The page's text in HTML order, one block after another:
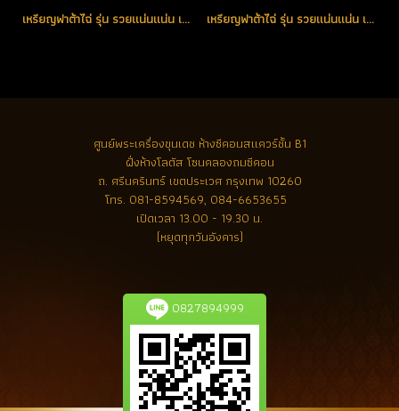
เหรียญฟาต้าไฉ่ รุ่น รวยแน่นแน่น เนื้อเงินลงยาสีแดง หมายเลข 205 (โทรถาม) เหรียญฟาต้าไฉ่ รุ่น รวยแน่นแน่น เนื้อเงินลงยาสีแดง หมายเลข 413 (โทรถาม)
ศูนย์พระเครื่องขุนเดช ห้างซีคอนสแควร์ชั้น B1
ฝั่งห้างโลตัส โซนคลองถมซีคอน
ถ. ศรีนครินทร์ เขตประเวศ กรุงเทพ 10260
โทร. 081-8594569, 084-6653655
เปิดเวลา 13.00 - 19.30 น.
(หยุดทุกวันอังคาร)
0827894999